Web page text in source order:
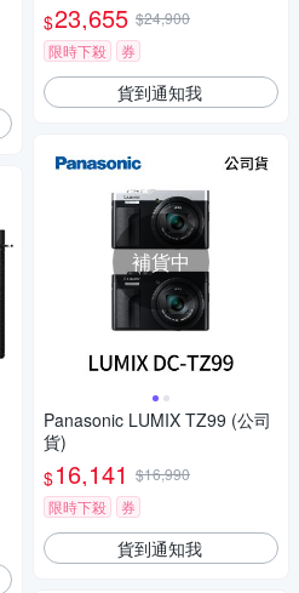
$23,655 $24,900
限時下殺
券
貨到通知我
補貨中
Panasonic LUMIX TZ99 (公司
貨)
$16,141 $16,990
限時下殺
券
貨到通知我